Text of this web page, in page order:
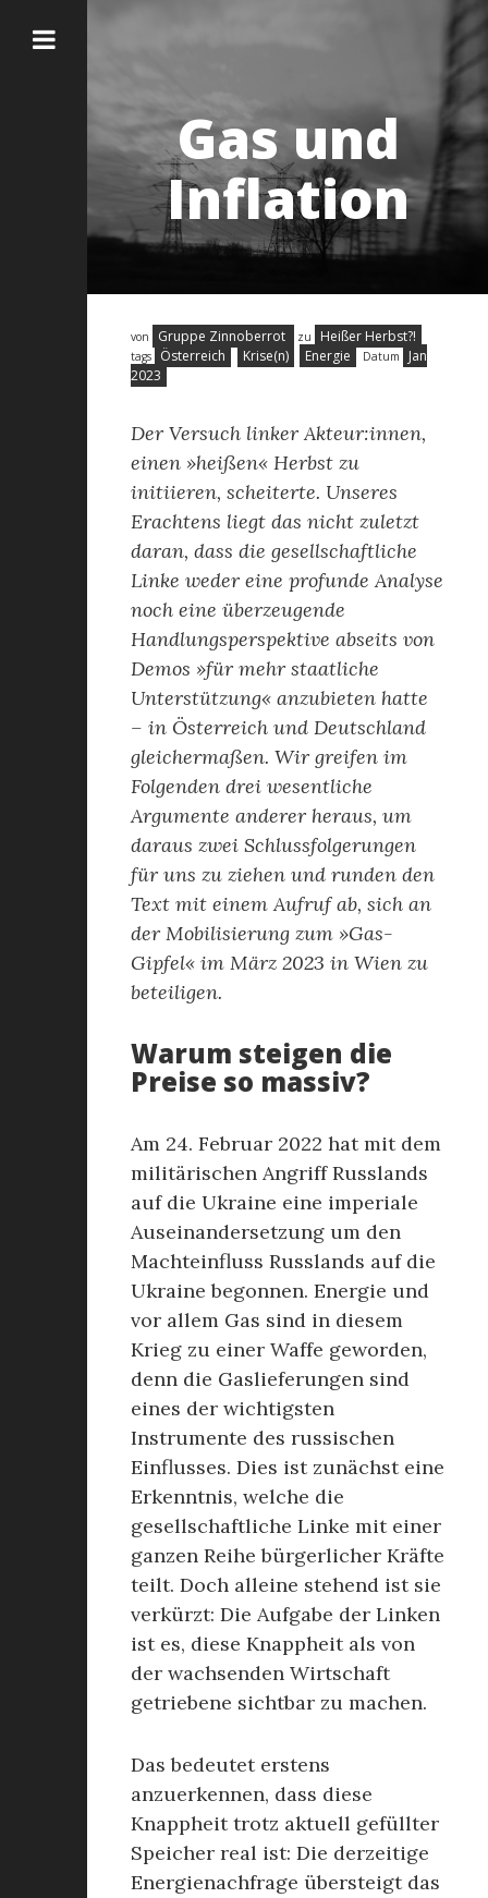
Gas und
Inflation
von Gruppe Zinnoberrot zu Heißer Herbst?!
tags Österreich Krise(n) Energie Datum
Jan
2023
Der Versuch linker Akteur:innen,
einen »heißen« Herbst zu
initiieren, scheiterte. Unseres
Erachtens liegt das nicht zuletzt
daran, dass die gesellschaftliche
Linke weder eine profunde Analyse
noch eine überzeugende
Handlungsperspektive abseits von
Demos »für mehr staatliche
Unterstützung« anzubieten hatte
– in Österreich und Deutschland
gleichermaßen. Wir greifen im
Folgenden drei wesentliche
Argumente anderer heraus, um
daraus zwei Schlussfolgerungen
für uns zu ziehen und runden den
Text mit einem Aufruf ab, sich an
der Mobilisierung zum »Gas-
Gipfel« im März 2023 in Wien zu
beteiligen.
Warum steigen die
Preise so massiv?
Am 24. Februar 2022 hat mit dem
militärischen Angriff Russlands
auf die Ukraine eine imperiale
Auseinandersetzung um den
Machteinfluss Russlands auf die
Ukraine begonnen. Energie und
vor allem Gas sind in diesem
Krieg zu einer Waffe geworden,
denn die Gaslieferungen sind
eines der wichtigsten
Instrumente des russischen
Einflusses. Dies ist zunächst eine
Erkenntnis, welche die
gesellschaftliche Linke mit einer
ganzen Reihe bürgerlicher Kräfte
teilt. Doch alleine stehend ist sie
verkürzt: Die Aufgabe der Linken
ist es, diese Knappheit als von
der wachsenden Wirtschaft
getriebene sichtbar zu machen.
Das bedeutet erstens
anzuerkennen, dass diese
Knappheit trotz aktuell gefüllter
Speicher real ist: Die derzeitige
Energienachfrage übersteigt das